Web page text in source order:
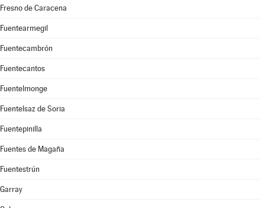
Fresno de Caracena
Fuentearmegil
Fuentecambrón
Fuentecantos
Fuentelmonge
Fuentelsaz de Soria
Fuentepinilla
Fuentes de Magaña
Fuentestrún
Garray